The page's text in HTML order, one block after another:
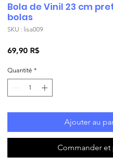
Bola de Vinil 23 cm
bolas
SKU : lisa009
69,90 R$Prix
Quantité *
Ajouter au
Commander et